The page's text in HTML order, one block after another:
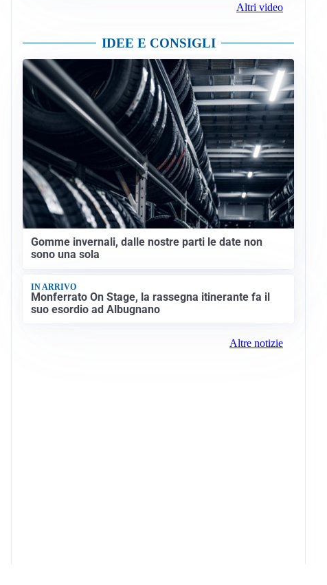
Altri video
IDEE E CONSIGLI
Gomme invernali, dalle nostre parti le date non
sono una sola
IN ARRIVO
Monferrato On Stage, la rassegna itinerante fa il
suo esordio ad Albugnano
Altre notizie